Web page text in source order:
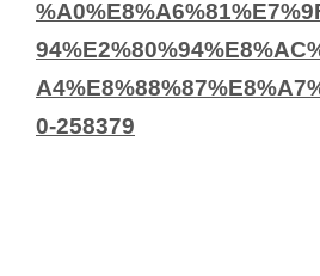
0-258379